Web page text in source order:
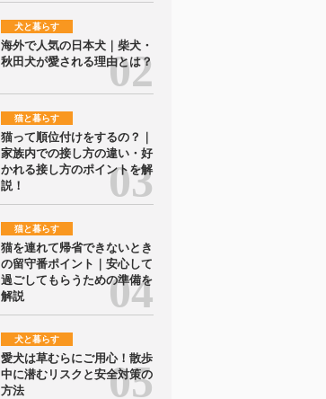
犬と暮らす
海外で人気の日本犬｜柴犬・
秋田犬が愛される理由とは？
猫と暮らす
猫って順位付けをするの？｜
家族内での接し方の違い・好
かれる接し方のポイントを解
説！
猫と暮らす
猫を連れて帰省できないとき
の留守番ポイント｜安心して
過ごしてもらうための準備を
解説
犬と暮らす
愛犬は草むらにご用心！散歩
中に潜むリスクと安全対策の
方法